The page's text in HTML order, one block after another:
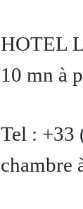
HOTEL
10 mn à
Tel : +33
chambre